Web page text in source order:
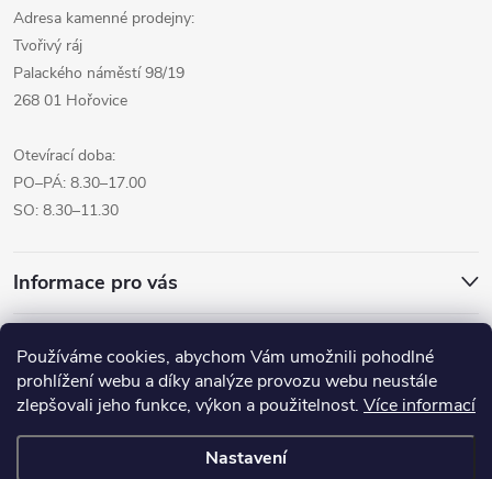
Používáme cookies, abychom Vám umožnili pohodlné
prohlížení webu a díky analýze provozu webu neustále
zlepšovali jeho funkce, výkon a použitelnost. Více informací
Nastavení
Adresa kamenné prodejny:
Tvořivý ráj
Palackého náměstí 98/19
268 01 Hořovice
Otevírací doba:
PO–PÁ: 8.30–17.00
SO: 8.30–11.30
Informace pro vás
Přijímáme online platby